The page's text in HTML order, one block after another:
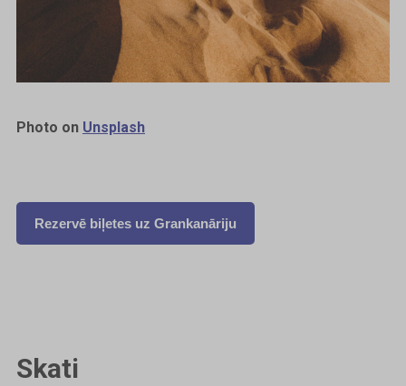
Photo on Unsplash
Rezervē biļetes uz Grankanāriju
Skati